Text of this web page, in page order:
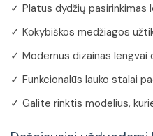
✓ Platus dydžių pasirinkimas
✓ Kokybiškos medžiagos
✓ Modernus dizainas
✓ Funkcionalūs lauko stalai
✓ Galite rinktis modelius,